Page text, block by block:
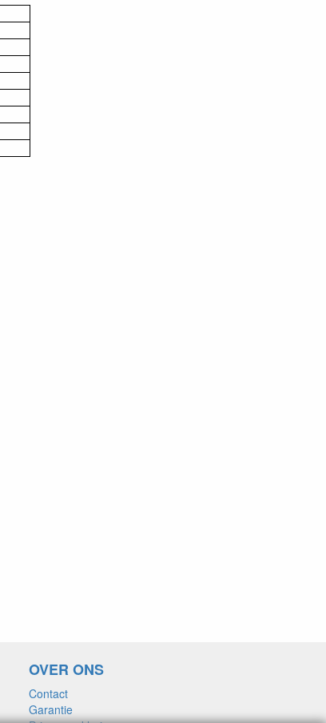
OVER ONS
Contact
Garantie